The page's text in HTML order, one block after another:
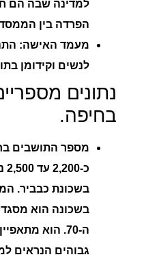
למדינה שבה הם
הפרדה בין הממסד
מעמד האישה:
לנשים וקידומן
נתונים
בחיפה.
מספר התושבים
כ-2,200 עד 2,500 נפש
בשכונת כבביר.
בשכונה הוא
ה-70. הוא
גבוהים הנראים